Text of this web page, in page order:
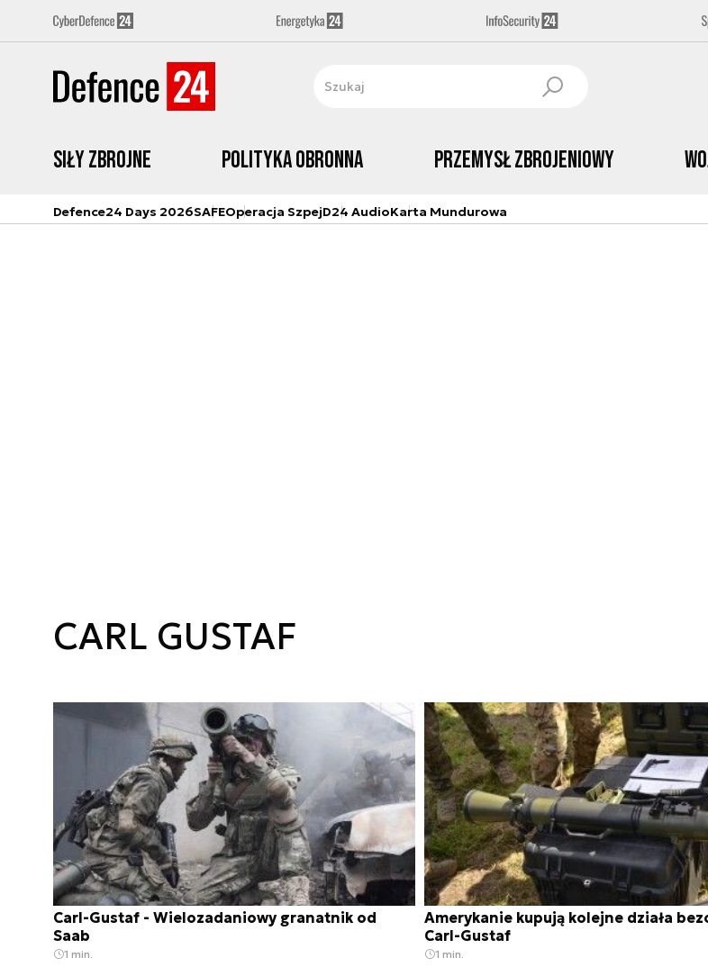
Siły zbrojne Polityka obronna Przemysł Zbrojeniowy
Defence24 Days 2026SAFEOperacja SzpejD24 AudioKarta Mundurowa
CARL GUSTAF
Carl-Gustaf - Wielozadaniowy granatnik od
Saab
1 min.
Amerykanie kupują kolejne działa
Carl-Gustaf
1 min.